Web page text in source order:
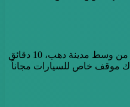
يقع الفندق على مسافة 3 كيلو متر من وسط مدينة دهب، 10 دقائق
موقف خاص للسيارات مجاناً